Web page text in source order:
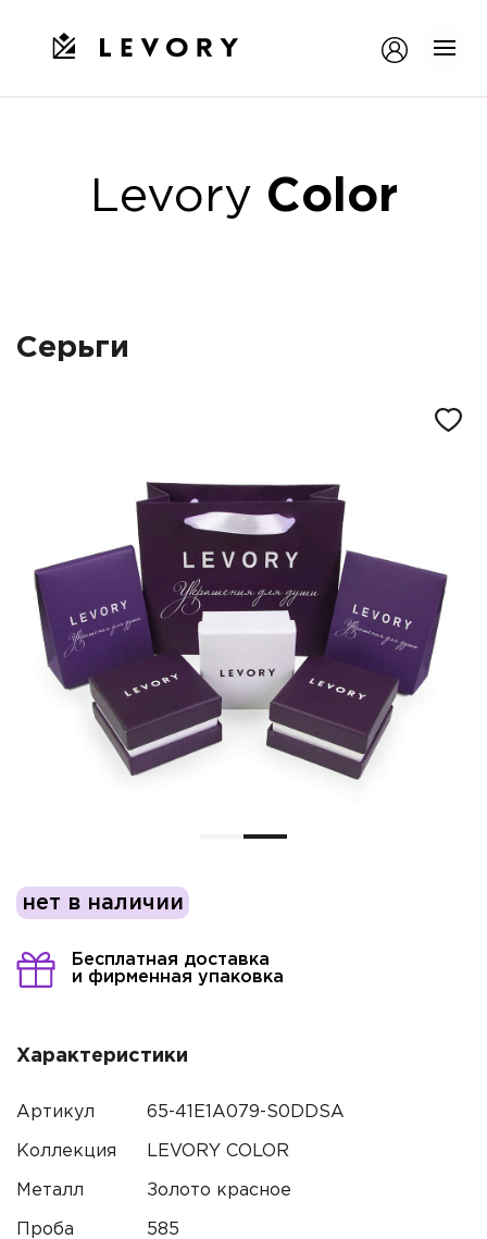
Levory Color
Серьги
нет в наличии
Бесплатная доставка
и фирменная упаковка
Характеристики
Артикул 65-41E1A079-S0DDSA
Коллекция LEVORY COLOR
Металл Золото красное
Проба 585
Имя*
Электронная почта
Имя
Телефон